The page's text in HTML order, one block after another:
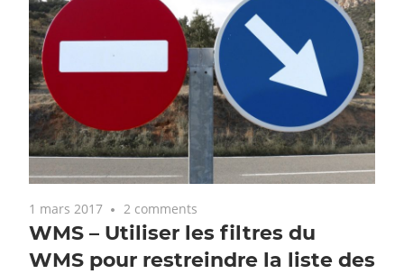
1 mars 2017 2 comments
WMS – Utiliser les filtres du
WMS pour restreindre la liste des